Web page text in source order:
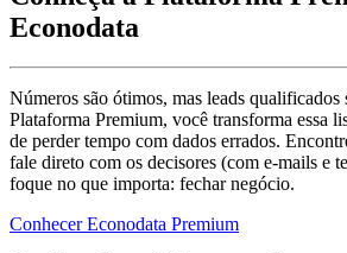
Econodata
Números são ótimos, mas leads qualificados
Plataforma Premium, você transforma essa
de perder tempo com dados errados.
fale direto com os decisores (com e-mails e
foque no que importa: fechar negócio.
Conhecer Econodata Premium